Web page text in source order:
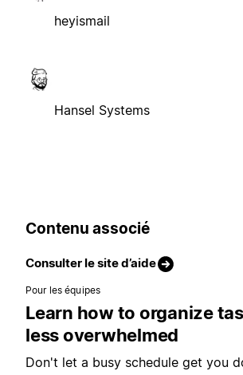
heyismail
Hansel Systems
Contenu associé
Consulter le site d’aide
Pour les équipes
Learn how to organize
less overwhelmed
Don't let a busy schedule get you